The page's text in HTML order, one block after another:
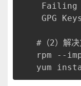
Failing
GPG
#（2）解决
rpm --
yum